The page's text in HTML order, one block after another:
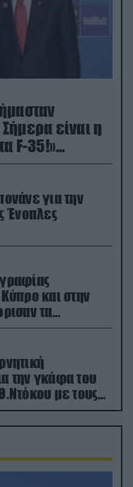
είναι η
F-35!»
για την
Ένοπλες
και στην
τα
την γκάφα του
με τους